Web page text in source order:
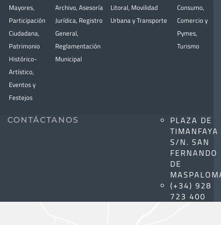
Mayores,
Participación
Ciudadana,
Patrimonio
Histórico-
Artístico,
Eventos y
Festejos
Archivo, Asesoría
Jurídica, Registro
General,
Reglamentación
Municipal
Litoral, Movilidad
Urbana y Transporte
Consumo,
Comercio y
Pymes,
Turismo
CONTÁCTANOS
PLAZA DE
TIMANFAYA
S/N. SAN
FERNANDO
DE
(+34) 928
723 400